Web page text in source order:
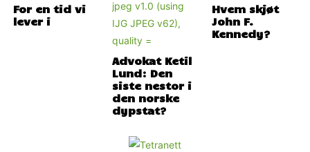
For en tid vi
lever i
Advokat Ketil
Lund: Den
siste nestor i
den norske
dypstat?
Hvem skjøt
John F.
Kennedy?